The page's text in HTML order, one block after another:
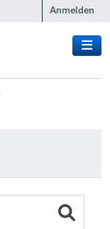
Anmelden